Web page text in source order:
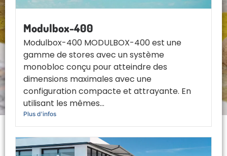
Modulbox-400
Modulbox-400 MODULBOX-400 est une
gamme de stores avec un système
monobloc conçu pour atteindre des
dimensions maximales avec une
configuration compacte et attrayante. En
utilisant les mêmes...
Plus d'infos